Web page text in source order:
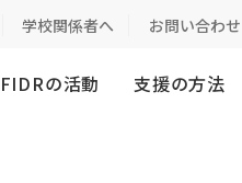
学校関係者へ お問い合わせ
FIDRの活動 支援の方法